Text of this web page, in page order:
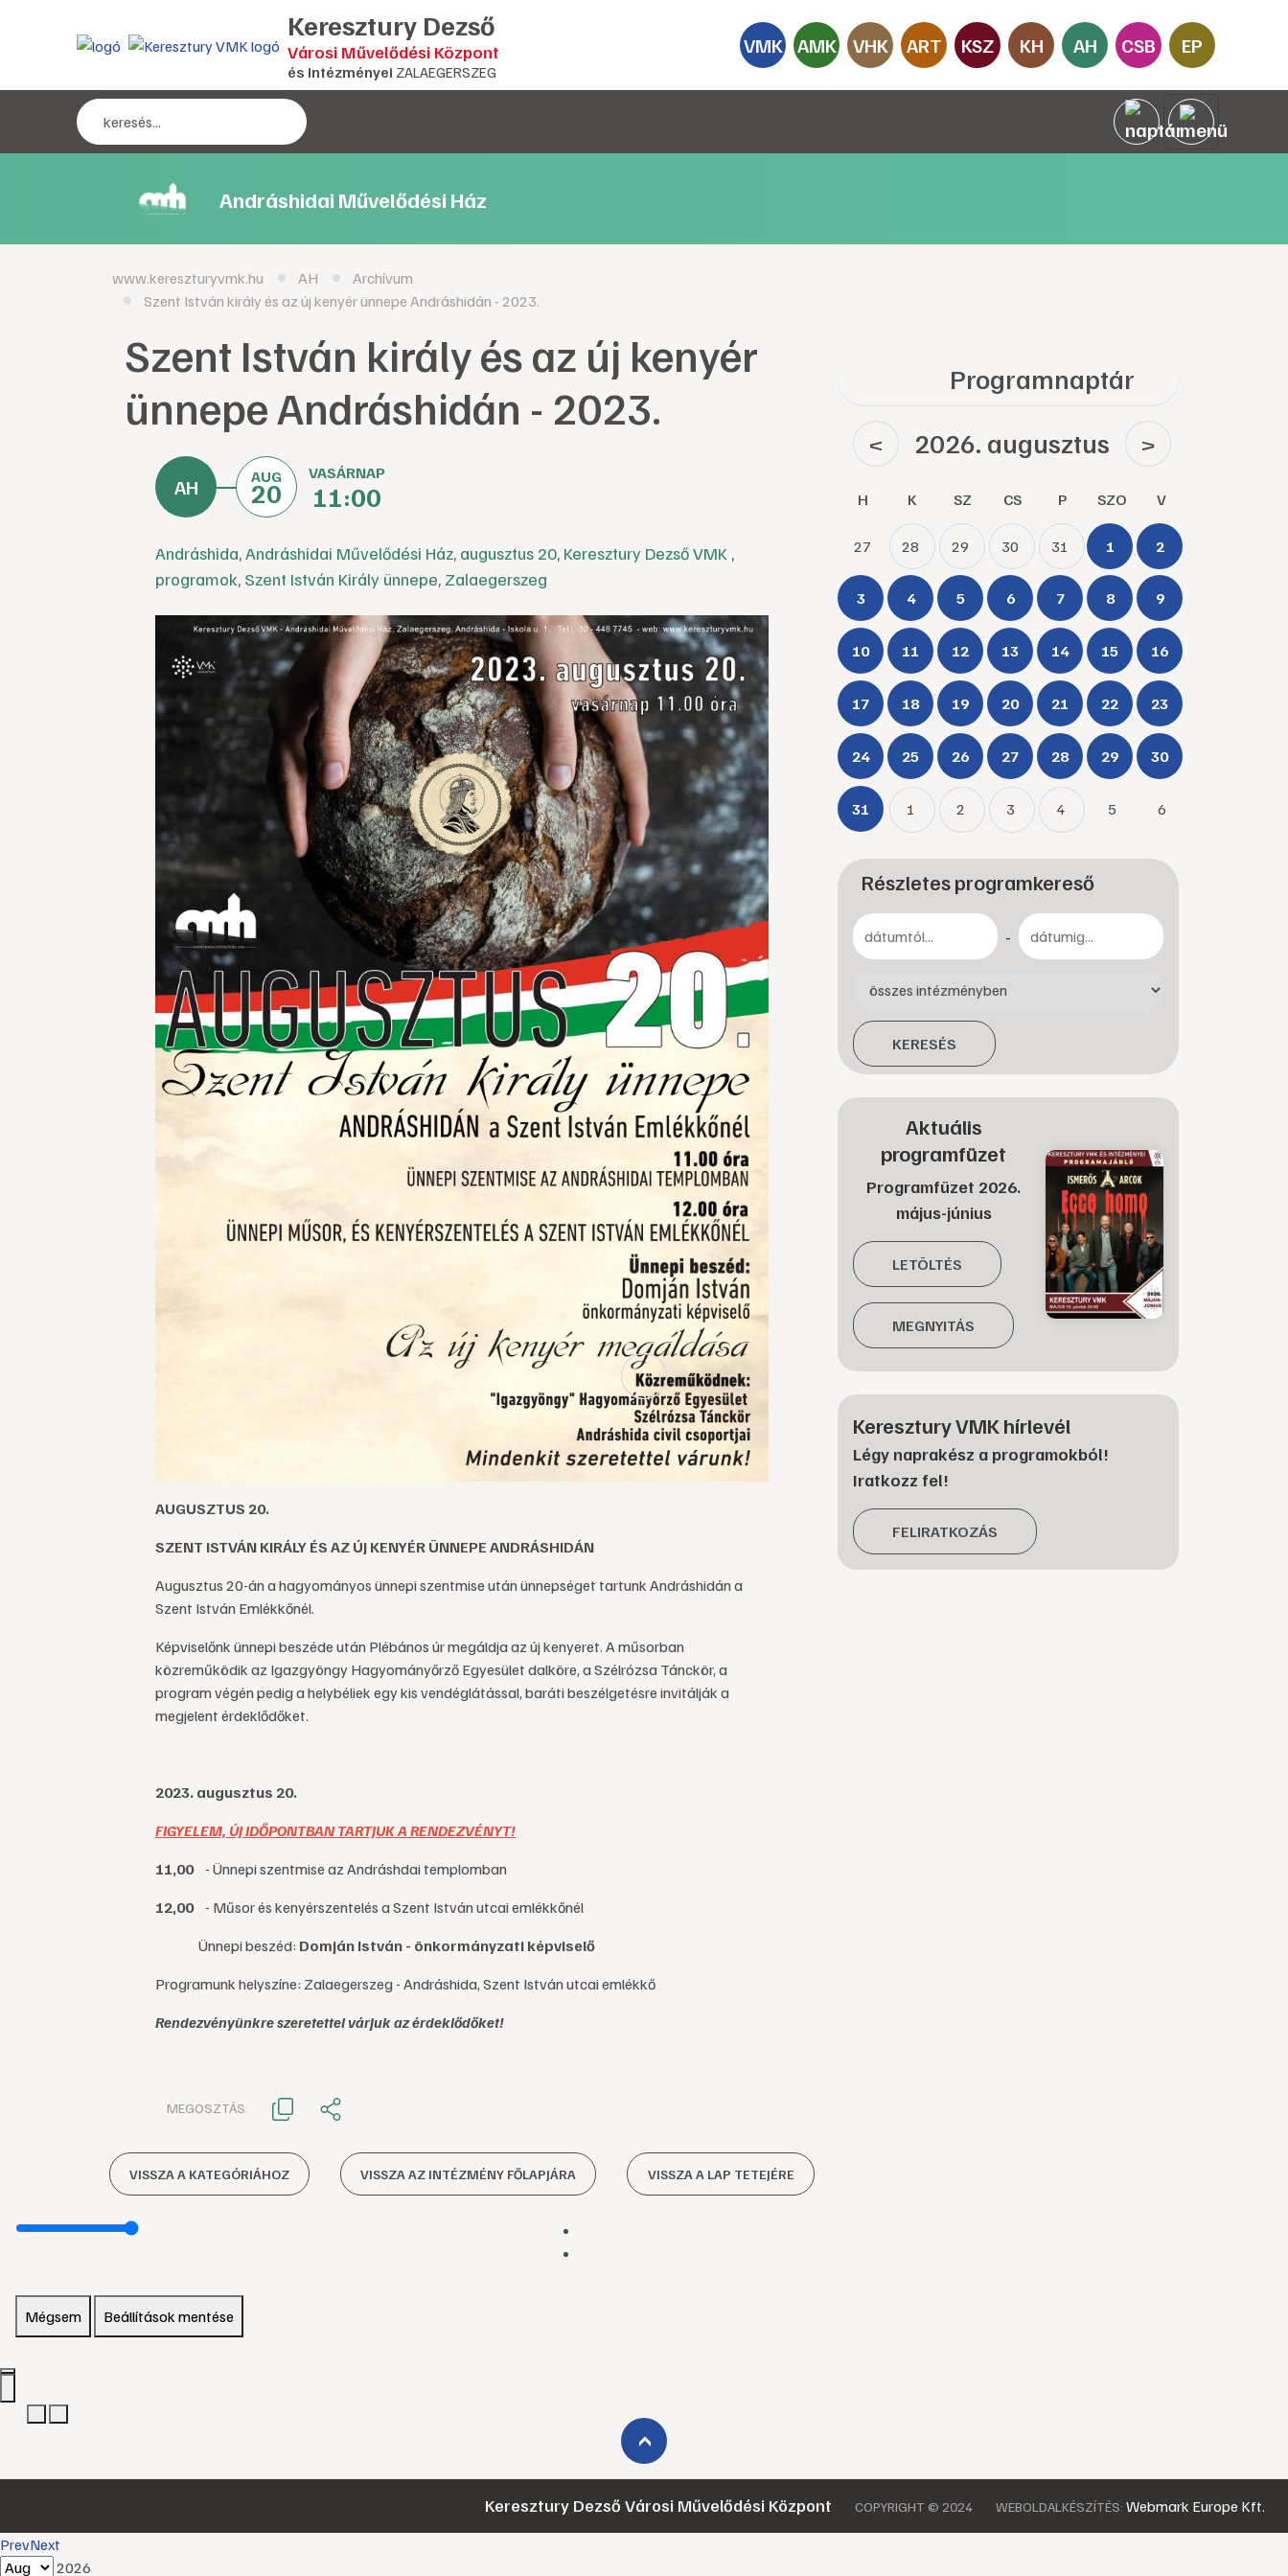
Keresztury Dezső
Városi Művelődési Központ
és intézményei ZALAEGERSZEG
VMK AMK VHK ART KSZ KH AH CSB EP
Andráshidai Művelődési Ház
www.kereszturyvmk.hu AH
Archívum
Szent István király és az új kenyér ünnepe Andráshidán - 2023.
Szent István király és az új kenyér
ünnepe Andráshidán - 2023.
AUG
20
VASÁRNAP
11:00
Andráshida,Andráshidai Művelődési Ház, augusztus 20, Keresztury Dezső VMK ,
programok, Szent István Király ünnepe, Zalaegerszeg
AUGUSZTUS 20.
SZENT ISTVÁN KIRÁLY ÉS AZ ÚJ KENYÉR ÜNNEPE ANDRÁSHIDÁN
Augusztus 20-án a hagyományos ünnepi szentmise után ünnepséget tartunk Andráshidán a
Szent István Emlékkőnél.
Képviselőnk ünnepi beszéde után Plébános úr megáldja az új kenyeret. A műsorban
közreműködik az Igazgyöngy Hagyományőrző Egyesület dalköre, a Szélrózsa Tánckör, a
program végén pedig a helybéliek egy kis vendéglátással, baráti beszélgetésre invitálják a
megjelent érdeklődőket.
2023. augusztus 20.
FIGYELEM, ÚJ IDŐPONTBAN TARTJUK A RENDEZVÉNYT!
11,00 - Ünnepi szentmise az Andráshdai templomban
12,00 - Műsor és kenyérszentelés a Szent István utcai emlékkőnél
Ünnepi beszéd: Domján István - önkormányzati képviselő
Programunk helyszíne: Zalaegerszeg - Andráshida, Szent István utcai emlékkő
Rendezvényünkre szeretettel várjuk az érdeklődőket!
MEGOSZTÁS:
VISSZA A KATEGÓRIÁHOZ VISSZA AZ INTÉZMÉNY FŐLAPJÁRA VISSZA A LAP TETEJÉRE
Programnaptár
< 2026. augusztus >
H K SZ CS P SZO V
27 28 29 30 31 1 2
3 4 5 6 7 8 9
10 11 12 13 14 15 16
17 18 19 20 21 22 23
24 25 26 27 28 29 30
31 1 2 3 4 5 6
Részletes programkereső
-
KERESÉS
Aktuális
programfüzet
Programfüzet 2026.
május-június
LETÖLTÉS
MEGNYITÁS
Keresztury VMK hírlevél
Légy naprakész a programokból!
Iratkozz fel!
FELIRATKOZÁS
Mégsem Beállítások mentése
›
Keresztury Dezső Városi Művelődési Központ COPYRIGHT © 2024 WEBOLDALKÉSZÍTÉS: Webmark Europe Kft.
PrevNext
2026